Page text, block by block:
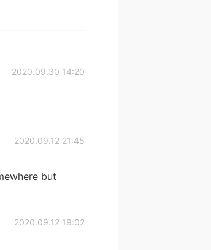
2020.09.30 14:20
2020.09.12 21:45
but
2020.09.12 19:02